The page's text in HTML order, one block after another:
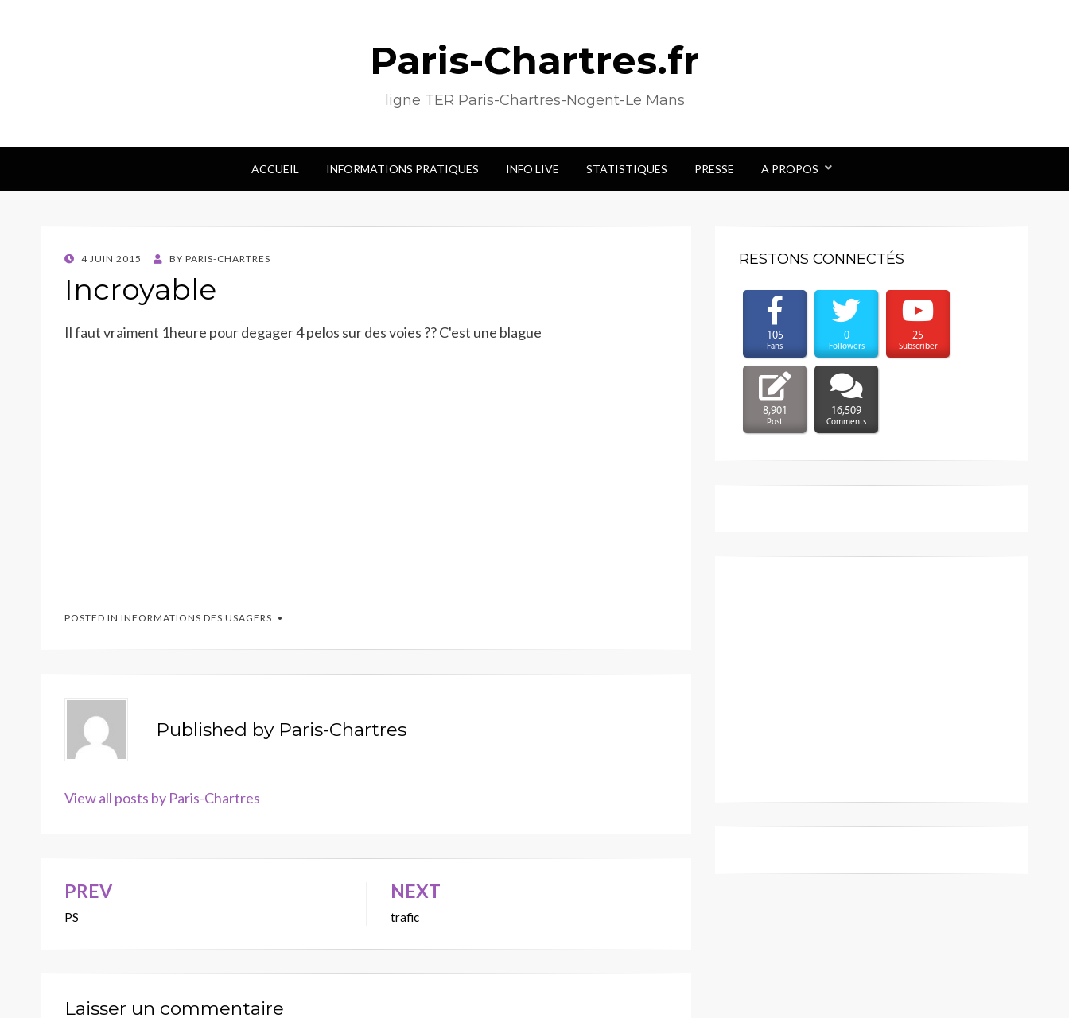
Paris-Chartres.fr
ligne TER Paris-Chartres-Nogent-Le Mans
ACCUEIL INFORMATIONS PRATIQUES INFO LIVE STATISTIQUES PRESSE A PROPOS
POSTED
4 JUIN 2015 BY PARIS-CHARTRES
Incroyable
Il faut vraiment 1heure pour degager 4 pelos sur des voies ?? C'est une blague
POSTED IN INFORMATIONS DES USAGERS
Published by Paris-Chartres
View all posts by Paris-Chartres
Navigation
de
PREV
PS
NEXT
trafic
Laisser un commentaire
RESTONS CONNECTÉS
105
Fans
0
Followers
25
Subscriber
8,901
Post
16,509
Comments